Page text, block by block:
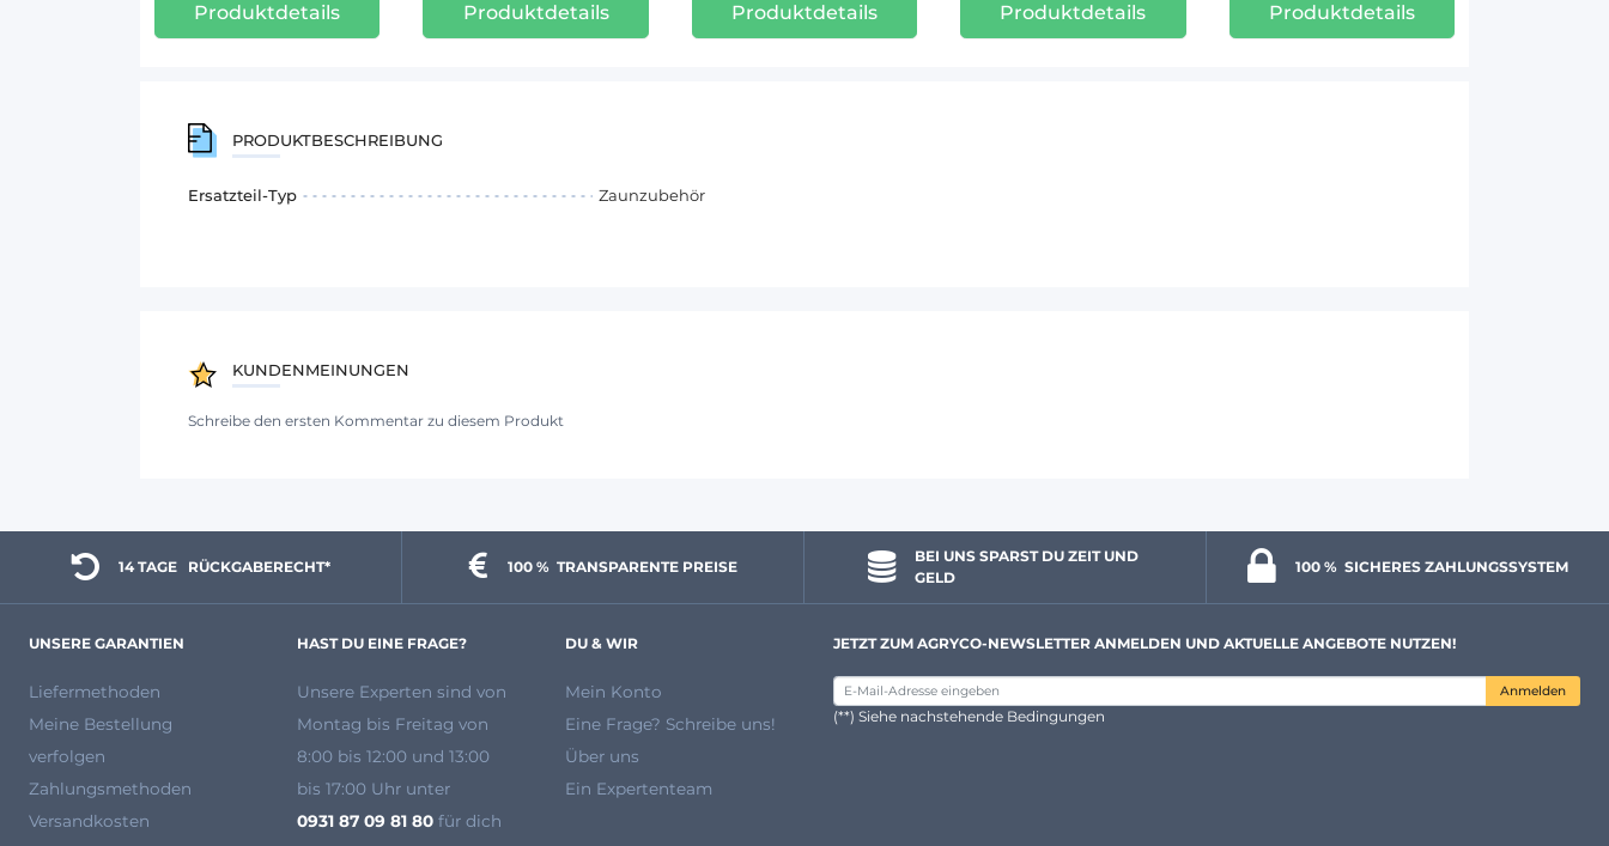
Produktdetails Produktdetails Produktdetails Produktdetails Produktdetails
PRODUKTBESCHREIBUNG
Ersatzteil-Typ Zaunzubehör
KUNDENMEINUNGEN
Schreibe den ersten Kommentar zu diesem Produkt
14 TAGE
  RÜCKGABERECHT*
100 % TRANSPARENTE PREISE
BEI UNS SPARST DU ZEIT UND
GELD
100 % SICHERES ZAHLUNGSSYSTEM
UNSERE GARANTIEN
Liefermethoden
Meine Bestellung
verfolgen
Zahlungsmethoden
Versandkosten
HAST DU EINE FRAGE?
Unsere Experten sind von
Montag bis Freitag von
8:00 bis 12:00 und 13:00
bis 17:00 Uhr unter
0931 87 09 81 80 für dich
DU & WIR
Mein Konto
Eine Frage? Schreibe uns!
Über uns
Ein Expertenteam
JETZT ZUM AGRYCO-NEWSLETTER ANMELDEN UND AKTUELLE ANGEBOTE NUTZEN!
Anmelden
(**) Siehe nachstehende Bedingungen